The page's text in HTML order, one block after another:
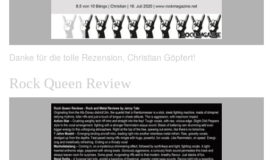
Danke für die tolle Rezension, Christian Göpfert!
Rock Queen Review